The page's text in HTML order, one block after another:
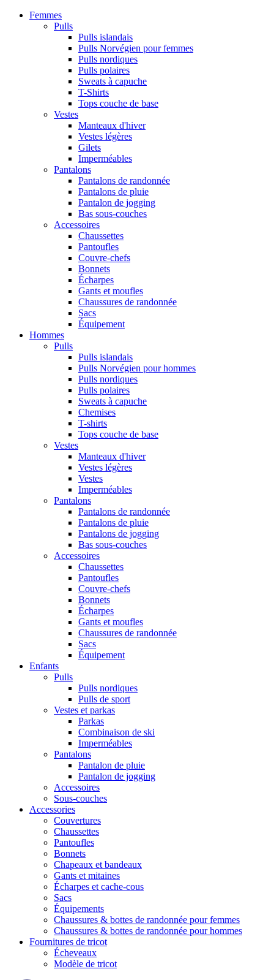
Femmes
Pulls
Pulls islandais
Pulls Norvégien pour femmes
Pulls nordiques
Pulls polaires
Sweats à capuche
T-Shirts
Tops couche de base
Vestes
Manteaux d'hiver
Vestes légères
Gilets
Imperméables
Pantalons
Pantalons de randonnée
Pantalons de pluie
Pantalon de jogging
Bas sous-couches
Accessoires
Chaussettes
Pantoufles
Couvre-chefs
Bonnets
Écharpes
Gants et moufles
Chaussures de randonnée
Sacs
Équipement
Hommes
Pulls
Pulls islandais
Pulls Norvégien pour hommes
Pulls nordiques
Pulls polaires
Sweats à capuche
Chemises
T-shirts
Tops couche de base
Vestes
Manteaux d'hiver
Vestes légères
Vestes
Imperméables
Pantalons
Pantalons de randonnée
Pantalons de pluie
Pantalons de jogging
Bas sous-couches
Accessoires
Chaussettes
Pantoufles
Couvre-chefs
Bonnets
Écharpes
Gants et moufles
Chaussures de randonnée
Sacs
Équipement
Enfants
Pulls
Pulls nordiques
Pulls de sport
Vestes et parkas
Parkas
Combinaison de ski
Imperméables
Pantalons
Pantalon de pluie
Pantalon de jogging
Accessoires
Sous-couches
Accessories
Couvertures
Chaussettes
Pantoufles
Bonnets
Chapeaux et bandeaux
Gants et mitaines
Écharpes et cache-cous
Sacs
Équipements
Chaussures & bottes de randonnée pour femmes
Chaussures & bottes de randonnée pour hommes
Fournitures de tricot
Écheveaux
Modèle de tricot